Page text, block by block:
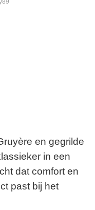
en gegrilde
in een
dat comfort en
past bij het